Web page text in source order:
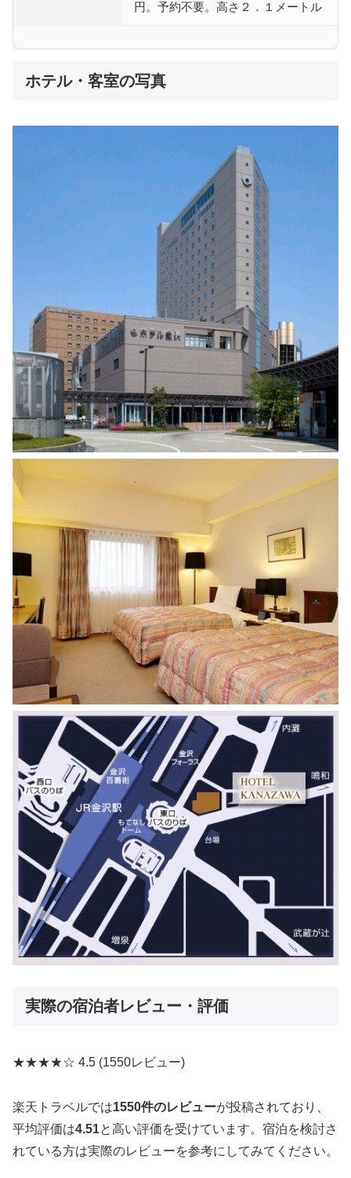
円。予約不要。高さ２．１メートル
ホテル・客室の写真
実際の宿泊者レビュー・評価
★★★★☆ 4.5 (1550レビュー)
楽天トラベルでは1550件のレビューが投稿されており、
平均評価は4.51と高い評価を受けています。宿泊を検討さ
れている方は実際のレビューを参考にしてみてください。